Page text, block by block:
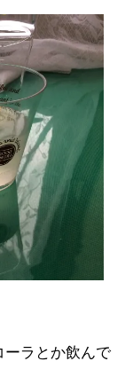
ーラとか飲んで